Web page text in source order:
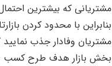
مشتریانی که بیشترین
بنابراین با محدود کردن
مشتریان وفادار جذب
بخش بازار هدف طرح کسب و